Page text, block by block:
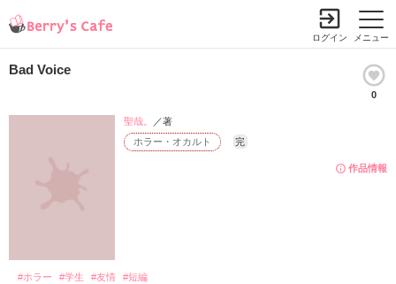
メニュー
ログイン
Bad Voice
0
作品情報
ホラー・オカルト 完
聖哉。 ／著
#ホラー #学生 #友情 #短編